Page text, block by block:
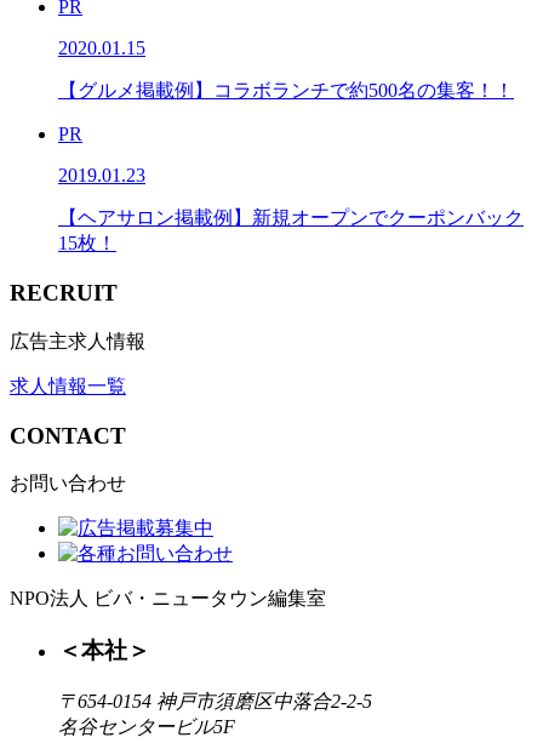
PR
2020.01.15
【グルメ掲載例】コラボランチで約500名の集客！！
PR
2019.01.23
【ヘアサロン掲載例】新規オープンでクーポンバック
15枚！
RECRUIT
広告主求人情報
求人情報一覧
CONTACT
お問い合わせ
NPO法人 ビバ・ニュータウン編集室
＜本社＞
〒654-0154 神戸市須磨区中落合2-2-5
名谷センタービル5F